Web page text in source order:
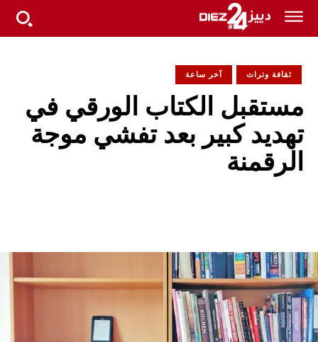
آخر ساعة ثقافة وتراث
مستقبل الكتاب الورقي في
تهديد كبير بعد تفشي موجة
الرقمنة